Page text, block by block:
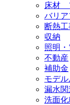
床材
バリ
断熱
収納
照明
不動産
補助金
モデ
漏水関
洗面化